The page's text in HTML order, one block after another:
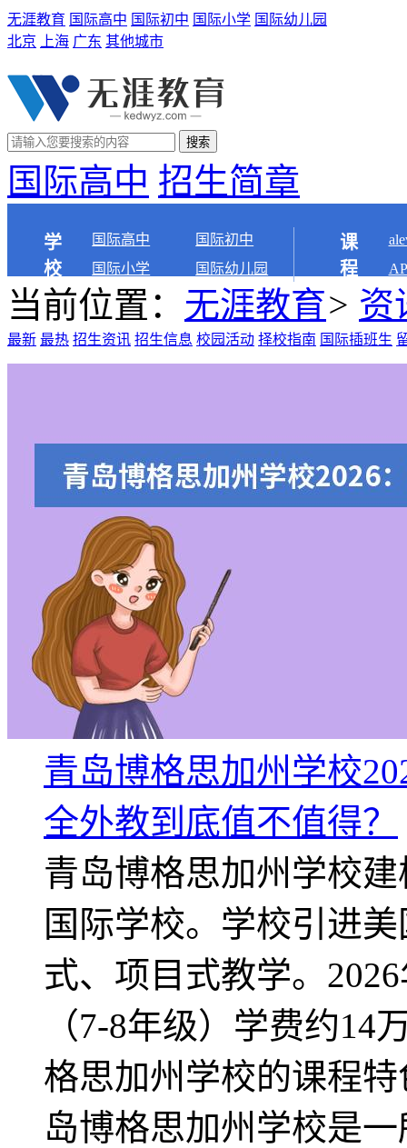
无涯教育 国际高中 国际初中 国际小学 国际幼儿园
北京
上海 广东 其他城市
搜索
国际高中 招生简章
学
校
国际高中
国际初中
国际小学
国际幼儿园
课
程
当前位置： 无涯教育> 资
最新 最热 招生资讯 招生信息 校园活动 择校指南 国际插班生
青岛博格思加州学校
全外教到底值不值得？
青岛博格思加州学校
国际学校。学校引进
式、项目式教学。
（7-8年级）学费约14
格思加州学校的课程
岛博格思加州学校是